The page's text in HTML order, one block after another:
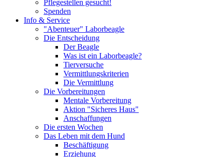
Pflegestellen gesucht!
Spenden
Info & Service
"Abenteuer" Laborbeagle
Die Entscheidung
Der Beagle
Was ist ein Laborbeagle?
Tierversuche
Vermittlungskriterien
Die Vermittlung
Die Vorbereitungen
Mentale Vorbereitung
Aktion "Sicheres Haus"
Anschaffungen
Die ersten Wochen
Das Leben mit dem Hund
Beschäftigung
Erziehung